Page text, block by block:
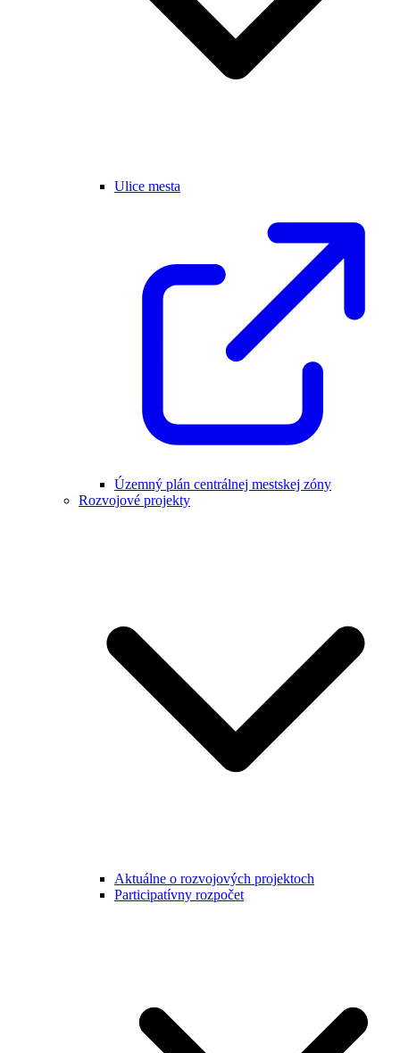
Ulice mesta
Územný plán centrálnej mestskej zóny
Rozvojové projekty
Aktuálne o rozvojových projektoch
Participatívny rozpočet